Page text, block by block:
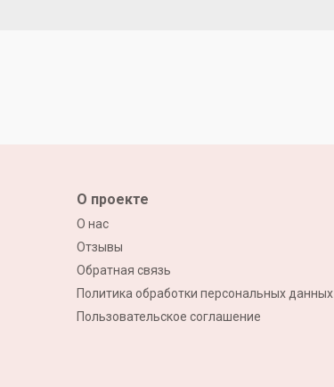
О проекте
О нас
Отзывы
Обратная связь
Политика обработки персональных данных
Пользовательское соглашение